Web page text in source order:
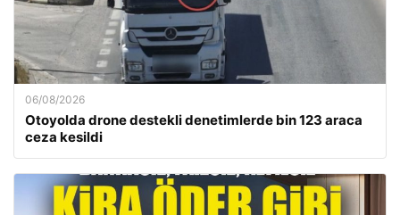
06/08/2026
Otoyolda drone destekli denetimlerde bin 123 araca
ceza kesildi